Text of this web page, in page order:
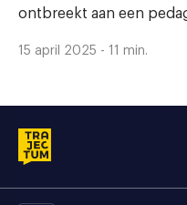
ontbreekt aan een
15 april 2025 - 11 min.